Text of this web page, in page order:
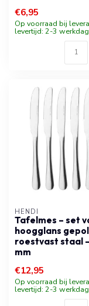
€6,95
Op voorraad bij
levertijd: 2-3
HENDI
Tafelmes – set
hoogglans
roestvast staal
mm
€12,95
Op voorraad bij
levertijd: 2-3